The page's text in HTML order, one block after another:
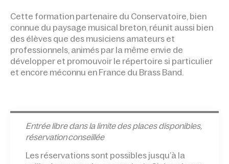
Cette formation partenaire du Conservatoire, bien
connue du paysage musical breton, réunit aussi bien
des élèves que des musiciens amateurs et
professionnels, animés par la même envie de
développer et promouvoir le répertoire si particulier
et encore méconnu en France du Brass Band.
Entrée libre dans la limite des places disponibles,
réservation conseillée
Les réservations sont possibles jusqu’à la